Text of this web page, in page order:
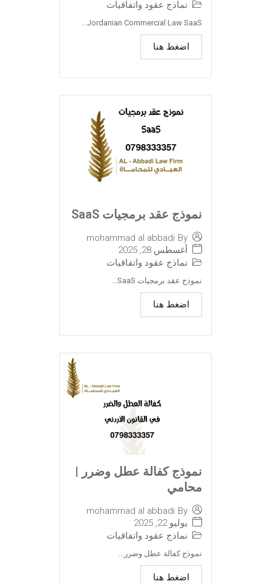
نماذج عقود واتفاقيات
Jordanian Commercial Law SaaS...
اضغط هنا
نموذج عقد برمجيات SaaS
By
mohammad al abbadi
أغسطس 28, 2025
نماذج عقود واتفاقيات
نموذج عقد برمجيات SaaS...
اضغط هنا
نموذج كفالة عطل وضرر |
محامي
By
mohammad al abbadi
يوليو 22, 2025
نماذج عقود واتفاقيات
نموذج كفالة عطل وضرر...
اضغط هنا